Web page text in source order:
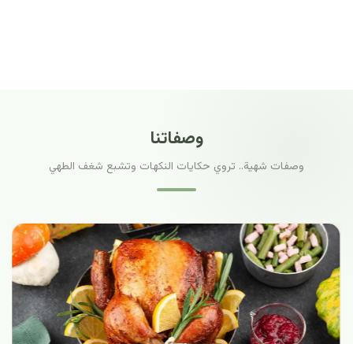
وصفاتنا
وصفات شهية.. تروي حكايات النكهات وتشبع شغف الطهي